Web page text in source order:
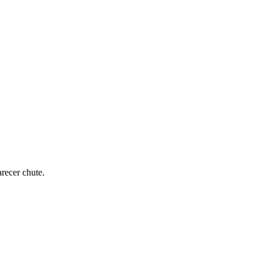
chute.